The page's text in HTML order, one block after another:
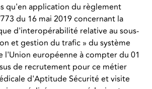
qu'en application du règlement
du 16 mai 2019 concernant la
d'interopérabilité relative au sous-
et gestion du trafic » du système
l'Union européenne à compter du 01
de recrutement pour ce métier
d'Aptitude Sécurité et visite